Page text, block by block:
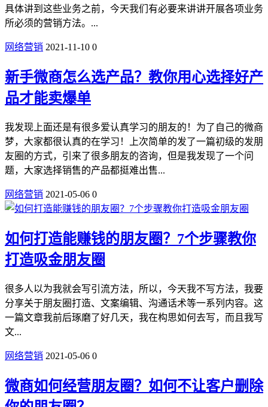
具体讲到这些业务之前，今天我们有必要来讲讲开展各项业务
所必须的营销方法。...
网络营销 2021-11-10 0
新手微商怎么选产品？教你用心选择好产
品才能卖爆单
我发现上面还是有很多爱认真学习的朋友的！为了自己的微商
梦，大家都很认真的在学习！上次简单的发了一篇初级的发朋
友圈的方式，引来了很多朋友的咨询，但是我发现了一个问
题，大家选择销售的产品都挺难出售...
网络营销 2021-05-06 0
如何打造能赚钱的朋友圈？7个步骤教你
打造吸金朋友圈
很多人以为我就会写引流方法，所以，今天我不写方法，我要
分享关于朋友圈打造、文案编辑、沟通话术等一系列内容。这
一篇文章我前后琢磨了好几天，我在构思如何去写，而且我写
文...
网络营销 2021-05-06 0
微商如何经营朋友圈？如何不让客户删除